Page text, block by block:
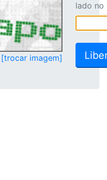
[trocar imagem]
lado no